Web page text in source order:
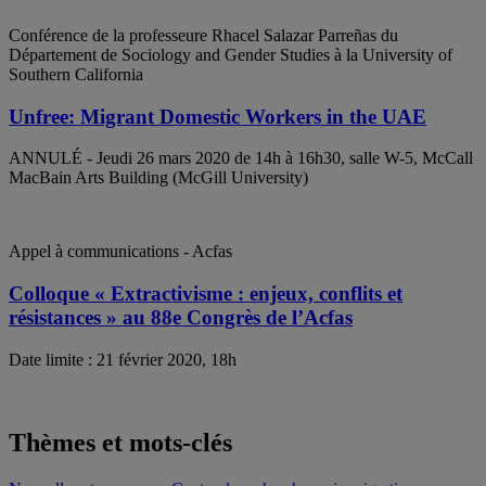
Conférence de la professeure Rhacel Salazar Parreñas du
Département de Sociology and Gender Studies à la University of
Southern California
Unfree: Migrant Domestic Workers in the UAE
ANNULÉ - Jeudi 26 mars 2020 de 14h à 16h30, salle W-5, McCall
MacBain Arts Building (McGill University)
Appel à communications - Acfas
Colloque « Extractivisme : enjeux, conflits et
résistances » au 88e Congrès de l’Acfas
Date limite : 21 février 2020, 18h
Thèmes et mots-clés